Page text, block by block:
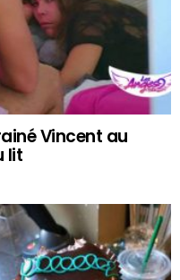
Vincent au
lit